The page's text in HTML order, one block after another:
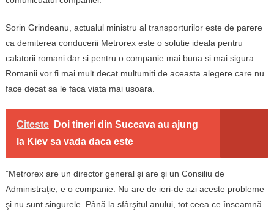
Sorin Grindeanu, actualul ministru al transporturilor este de parere
ca demiterea conducerii Metrorex este o solutie ideala pentru
calatorii romani dar si pentru o companie mai buna si mai sigura.
Romanii vor fi mai mult decat multumiti de aceasta alegere care nu
face decat sa le faca viata mai usoara.
Citeste
Doi tineri din Suceava au ajung
la Kiev sa vada daca este
”Metrorex are un director general şi are şi un Consiliu de
Administraţie, e o companie. Nu are de ieri-de azi aceste probleme
şi nu sunt singurele. Până la sfârşitul anului, tot ceea ce înseamnă